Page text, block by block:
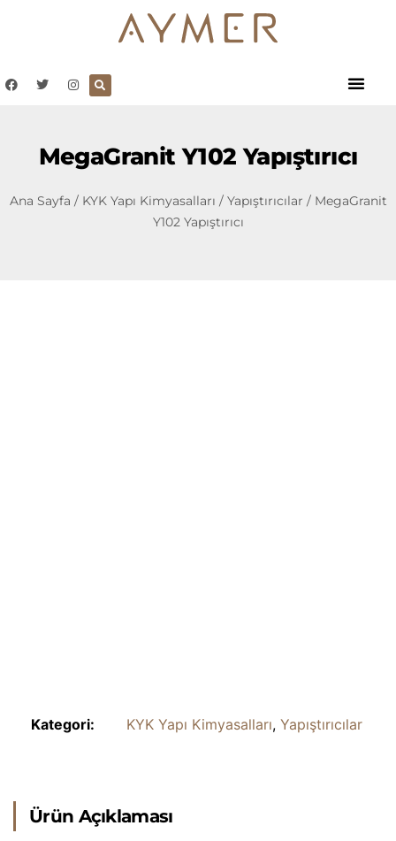
MegaGranit Y102 Yapıştırıcı
Ana Sayfa / KYK Yapı Kimyasalları / Yapıştırıcılar / MegaGranit
Y102 Yapıştırıcı
Kategori: KYK Yapı Kimyasalları, Yapıştırıcılar
Ürün Açıklaması